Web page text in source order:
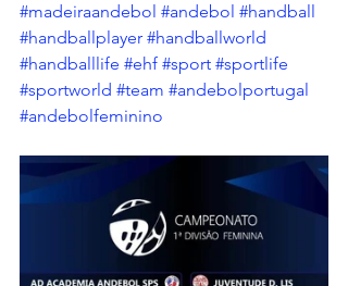
#madeiraandebol #andebol #handball
#handballplayer #handballworld
#handballlife #ehf #sport #sportlife
#sportworld #team #andebolportugal
#andebolfeminino